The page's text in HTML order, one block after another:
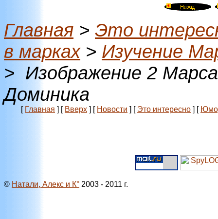
Главная > Это
в марках> Изучение
> Изображение 2
Доминика
[ Главная ] [ Вверх ] [ Новости ] [ Это интересно ] [
© Натали, Алекс и К° 2003 - 2011 г.